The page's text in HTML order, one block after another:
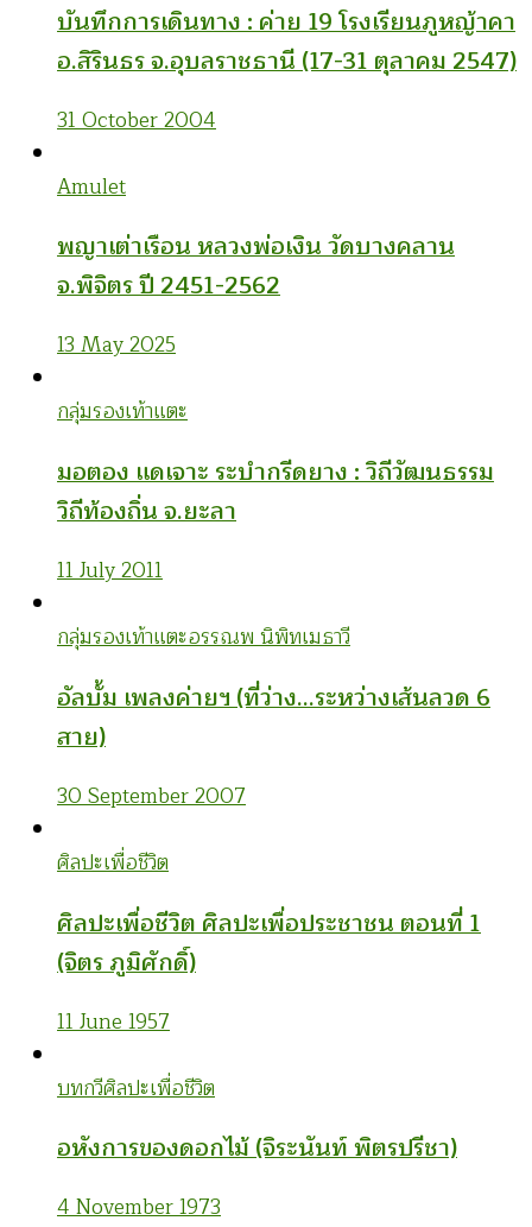
บันทึกการเดินทาง : ค่าย 19 โรงเรียนภูหญ้าคา
อ.สิรินธร จ.อุบลราชธานี (17-31 ตุลาคม 2547)
31 October 2004
Amulet
พญาเต่าเรือน หลวงพ่อเงิน วัดบางคลาน
จ.พิจิตร ปี 2451-2562
13 May 2025
กลุ่มรองเท้าแตะ
มอตอง แดเจาะ ระบำกรีดยาง : วิถีวัฒนธรรม
วิถีท้องถิ่น จ.ยะลา
11 July 2011
กลุ่มรองเท้าแตะอรรณพ นิพิทเมธาวี
อัลบั้ม เพลงค่ายฯ (ที่ว่าง…ระหว่างเส้นลวด 6
สาย)
30 September 2007
ศิลปะเพื่อชีวิต
ศิลปะเพื่อชีวิต ศิลปะเพื่อประชาชน ตอนที่ 1
(จิตร ภูมิศักดิ์)
11 June 1957
บทกวีศิลปะเพื่อชีวิต
อหังการของดอกไม้ (จิระนันท์ พิตรปรีชา)
4 November 1973